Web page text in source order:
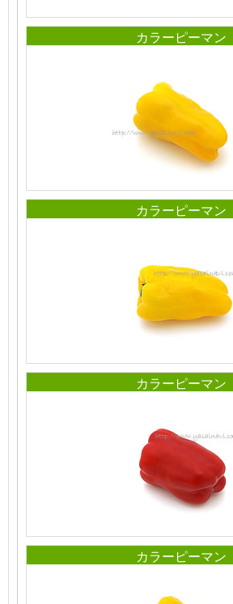
カラーピーマン
カラーピーマン
カラーピーマン
カラーピーマン